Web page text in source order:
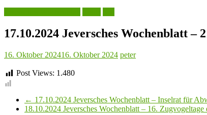
17.10.2024 Jeversches Wochenblatt
16. Oktober 202416. Oktober 2024 peter
Post Views: 1.480
← 17.10.2024 Jeversches Wochenblatt – Inselrat für
18.10.2024 Jeversches Wochenblatt – 16. Zugvogeltage